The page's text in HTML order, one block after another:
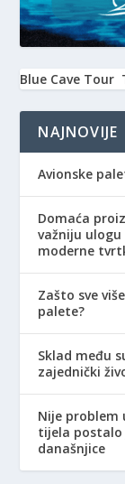
Blue Cave Tour
NAJNOVIJE
Avionske
Domaća
važniju
moderne
Zašto sve
palete?
Sklad među
zajednički
Nije problem
tijela
današnjice